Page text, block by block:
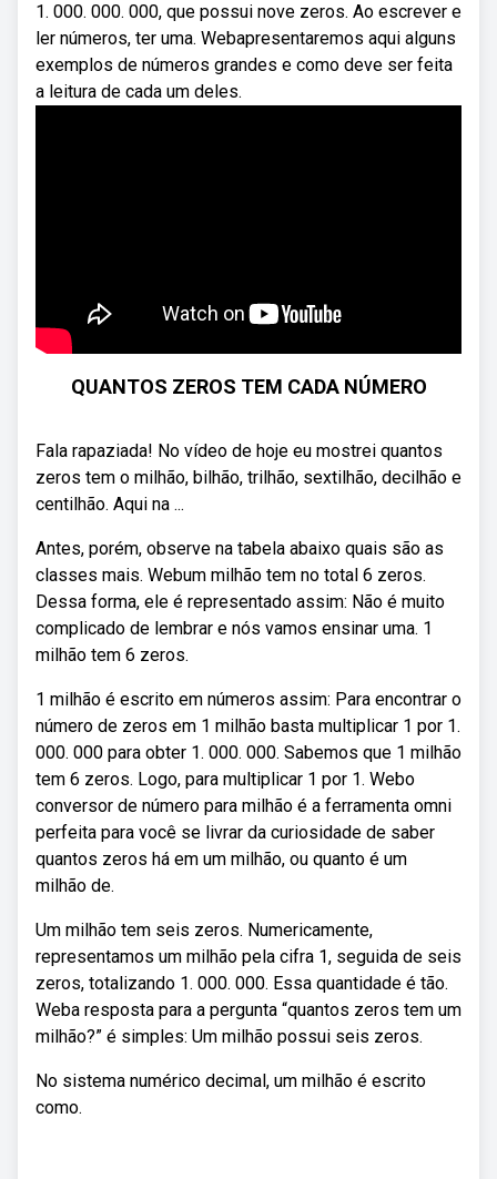
1. 000. 000. 000, que possui nove zeros. Ao escrever e
ler números, ter uma. Webapresentaremos aqui alguns
exemplos de números grandes e como deve ser feita
a leitura de cada um deles.
QUANTOS ZEROS TEM CADA NÚMERO
Fala rapaziada! No vídeo de hoje eu mostrei quantos
zeros tem o milhão, bilhão, trilhão, sextilhão, decilhão e
centilhão. Aqui na ...
Antes, porém, observe na tabela abaixo quais são as
classes mais. Webum milhão tem no total 6 zeros.
Dessa forma, ele é representado assim: Não é muito
complicado de lembrar e nós vamos ensinar uma. 1
milhão tem 6 zeros.
1 milhão é escrito em números assim: Para encontrar o
número de zeros em 1 milhão basta multiplicar 1 por 1.
000. 000 para obter 1. 000. 000. Sabemos que 1 milhão
tem 6 zeros. Logo, para multiplicar 1 por 1. Webo
conversor de número para milhão é a ferramenta omni
perfeita para você se livrar da curiosidade de saber
quantos zeros há em um milhão, ou quanto é um
milhão de.
Um milhão tem seis zeros. Numericamente,
representamos um milhão pela cifra 1, seguida de seis
zeros, totalizando 1. 000. 000. Essa quantidade é tão.
Weba resposta para a pergunta “quantos zeros tem um
milhão?” é simples: Um milhão possui seis zeros.
No sistema numérico decimal, um milhão é escrito
como.